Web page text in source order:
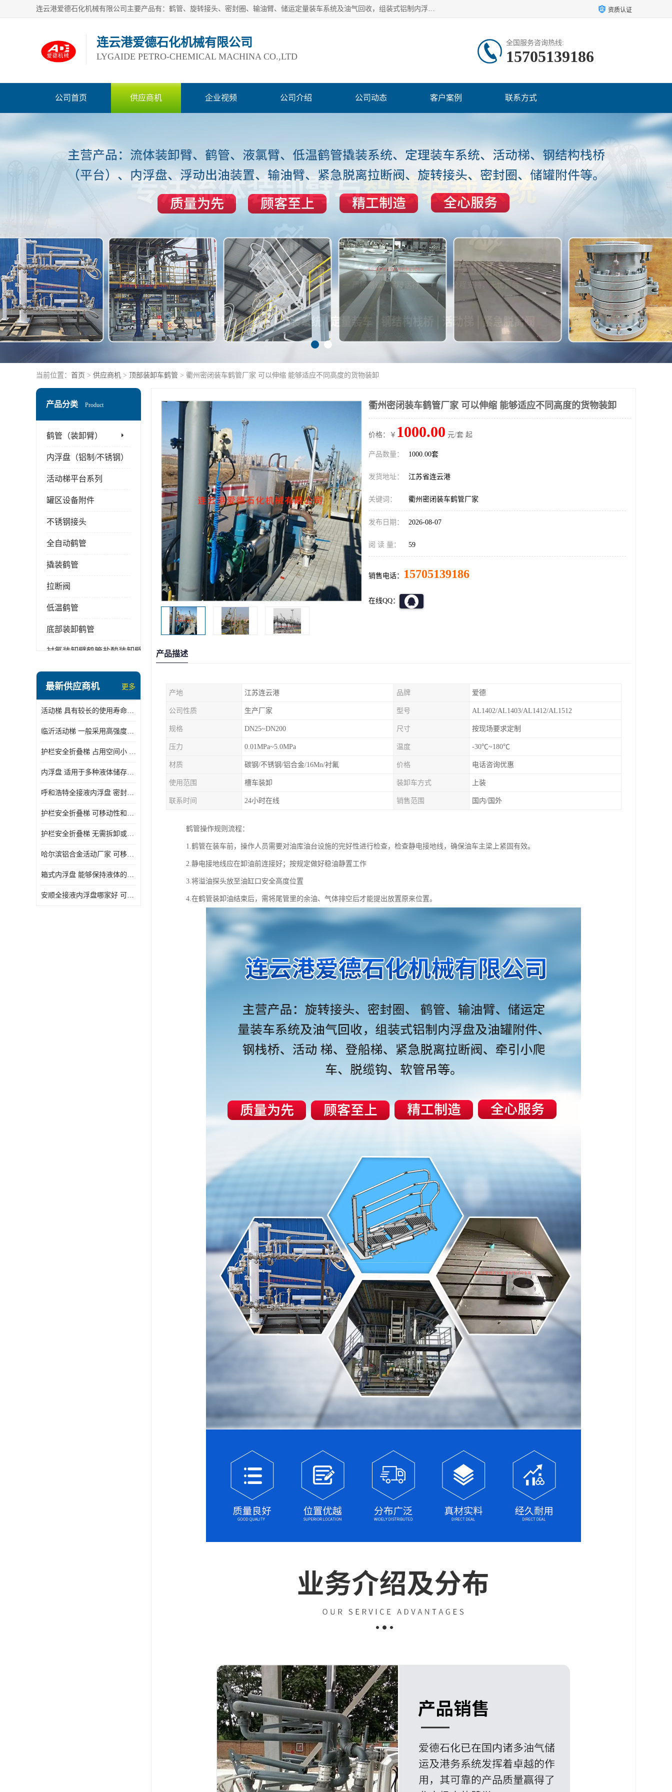
连云港爱德石化机械有限公司主要产品有：鹤管、旋转接头、密封圈、输油臂、储运定量装车系统及油气回收，组装式铝制内浮盘及油罐附件、钢结构栈桥/平台、活动梯、紧急脱离拉断阀等。完备的制造和检测手段以及高素质的员工确保了产品的质量。 资质认证
连云港爱德石化机械有限公司
LYGAIDE PETRO-CHEMICAL MACHINA CO.,LTD
全国服务咨询热线:
15705139186
公司首页 供应商机 企业视频 公司介绍 公司动态 客户案例 联系方式
当前位置： 首页 > 供应商机 > 顶部装卸车鹤管 > 衢州密闭装车鹤管厂家 可以伸缩 能够适应不同高度的货物装卸
产品分类 Product
鹤管（装卸臂）
内浮盘（铝制/不锈钢）
活动梯平台系列
罐区设备附件
不锈钢接头
全自动鹤管
撬装鹤管
拉断阀
低温鹤管
底部装卸鹤管
衬氟装卸臂鹤管盐酸装卸臂
顶部装卸车鹤管
液氨液化气鹤管
定量装车系统
最新供应商机 更多
活动梯 具有较长的使用寿命和耐用性 一般采用高强度材料制造
临沂活动梯 一般采用高强度材料制造 可以用于多种不同的任务
护栏安全折叠梯 占用空间小 方便存放和搬运
内浮盘 适用于多种液体储存和运输 能够降低运输成本和维护成本
呼和浩特全接液内浮盘 密封性能好 有效保护液体质量
护栏安全折叠梯 可移动性和安全性较高 占用空间小
护栏安全折叠梯 无需拆卸或重新安装 占用空间小
哈尔滨铝合金活动厂家 可移动性和安全性较高 占用空间小
箱式内浮盘 能够保持液体的密闭状态 适用于多种液体储存和运输
安顺全接液内浮盘哪家好 可以自动上下浮动 密封性能好
衢州密闭装车鹤管厂家 可以伸缩 能够适应不同高度的货物装卸
价格：￥ 1000.00 元/套 起
产品数量： 1000.00套
发货地址： 江苏省连云港
关键词： 衢州密闭装车鹤管厂家
发布日期： 2026-08-07
阅 读 量： 59
销售电话： 15705139186
在线QQ：
产品描述
产地 江苏连云港 品牌 爱德
公司性质 生产厂家 型号 AL1402/AL1403/AL1412/AL1512
规格 DN25~DN200 尺寸 按现场要求定制
压力 0.01MPa~5.0MPa 温度 -30℃~180℃
材质 碳钢/不锈钢/铝合金/16Mn/衬氟 价格 电话咨询优惠
使用范围 槽车装卸 装卸车方式 上装
联系时间 24小时在线 销售范围 国内/国外
鹤管操作规则流程：
1.鹤管在装车前，操作人员需要对油库油台设施的完好性进行检查，检查静电接地线，确保油车主梁上紧固有效。
2.静电接地线应在卸油前连接好；按规定做好稳油静置工作
3.将溢油探头放至油缸口安全高度位置
4.在鹤管装卸油结束后，需将尾管里的余油、气体排空后才能提出放置原来位置。